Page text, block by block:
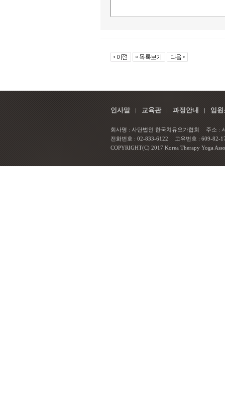
인사말 교육관 과정안내 임
회사명 : 사단법인 한국치유요가협회
주소 :
전화번호 : 02-833-6122
고유번호 : 609-82-
COPYRIGHT(C) 2017 Korea Therapy Yoga